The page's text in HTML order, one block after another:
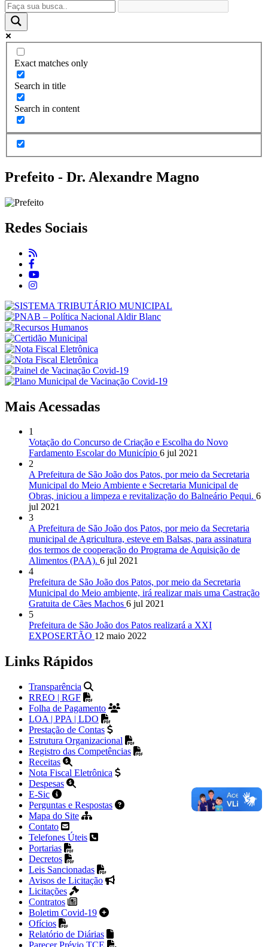
Exact matches only
Search in title
Search in content
Prefeito - Dr. Alexandre Magno
Redes Sociais
Mais Acessadas
1
Votação do Concurso de Criação e Escolha do Novo
Fardamento Escolar do Município 6 jul 2021
2
A Prefeitura de São João dos Patos, por meio da Secretaria
Municipal do Meio Ambiente e Secretaria Municipal de
Obras, iniciou a limpeza e revitalização do Balneário Pequi. 6
jul 2021
3
A Prefeitura de São João dos Patos, por meio da Secretaria
municipal de Agricultura, esteve em Balsas, para assinatura
dos termos de cooperação do Programa de Aquisição de
Alimentos (PAA). 6 jul 2021
4
Prefeitura de São João dos Patos, por meio da Secretaria
Municipal do Meio ambiente, irá realizar mais uma Castração
Gratuita de Cães Machos 6 jul 2021
5
Prefeitura de São João dos Patos realizará a XXI
EXPOSERTÃO 12 maio 2022
Links Rápidos
Transparência
RREO | RGF
Folha de Pagamento
LOA | PPA | LDO
Prestação de Contas
Estrutura Organizacional
Registro das Competências
Receitas
Nota Fiscal Eletrônica
Despesas
E-Sic
Perguntas e Respostas
Mapa do Site
Contato
Telefones Úteis
Portarias
Decretos
Leis Sancionadas
Avisos de Licitação
Licitações
Contratos
Boletim Covid-19
Ofícios
Relatório de Diárias